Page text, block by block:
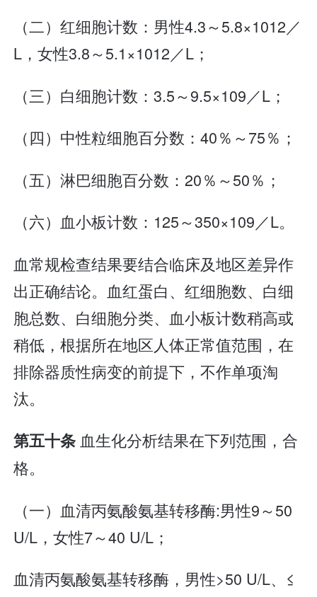
（二）红细胞计数：男性4.3～5.8×1012／
L，女性3.8～5.1×1012／L；
（三）白细胞计数：3.5～9.5×109／L；
（四）中性粒细胞百分数：40％～75％；
（五）淋巴细胞百分数：20％～50％；
（六）血小板计数：125～350×109／L。
血常规检查结果要结合临床及地区差异作
出正确结论。血红蛋白、红细胞数、白细
胞总数、白细胞分类、血小板计数稍高或
稍低，根据所在地区人体正常值范围，在
排除器质性病变的前提下，不作单项淘
汰。
第五十条血生化分析结果在下列范围，合
格。
（一）血清丙氨酸氨基转移酶:男性9～50
U/L，女性7～40 U/L；
血清丙氨酸氨基转移酶，男性>50 U/L、≤